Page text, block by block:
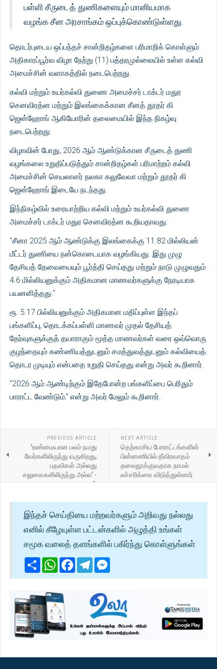
பள்ளி சீருடைத் துணிகளையும் மானியமாக
வழங்க சீன அரசாங்கம் ஒப்புக்கொண்டுள்ளது.
தொடர்புடைய ஒப்பந்தச் சான்றிதழ்களை பரிமாறிக் கொள்ளும்
அதிகாரப்பூர்வ விழா நேற்று (11) பத்தரமுல்லையில் உள்ள கல்வி
அமைச்சின் வளாகத்தில் நடைபெற்றது.
கல்வி மற்றும் உயர்கல்வி துணை அமைச்சர் டாக்டர் மதுர
செனவிரத்ன மற்றும் இலங்கைக்கான சீனத் தூதர் கி
ஜென்ஹோங் ஆகியோரின் தலைமையில் இந்த நிகழ்வு
நடைபெற்றது.
விழாவின் போது, ​​2026 ஆம் ஆண்டுக்கான சீருடைத் துணி
வழங்கலை உறுதிப்படுத்தும் சான்றிதழ்கள் பரிமாற்றம் கல்வி
அமைச்சின் செயலாளர் நலகா கலுவேவா மற்றும் தூதர் கி
ஜென்ஹோங் இடையே நடந்தது.
இந்நிகழ்வில் உரையாற்றிய கல்வி மற்றும் உயர்கல்வி துணை
அமைச்சர் டாக்டர் மதுர செனவிரத்ன கூறியதாவது:
"சீனா 2025 ஆம் ஆண்டுக்கு இலங்கைக்கு 11.82 மில்லியன்
மீட்டர் துணியை நன்கொடையாக வழங்கியது. இது முழு
தேசியத் தேவையையும் பூர்த்தி செய்தது மற்றும் நாடு முழுவதும்
4.6 மில்லியனுக்கும் அதிகமான மாணவர்களுக்கு நேரடியாக
பயனளித்தது."
ரூ. 5.17 பில்லியனுக்கும் அதிகமான மதிப்புள்ள இந்தப்
பங்களிப்பு, தொடக்கப்பள்ளி மாணவர் முதல் தேசியத்
தேர்வுகளுக்குத் தயாராகும் மூத்த மாணவர்கள் வரை ஒவ்வொரு
குழந்தையும் கண்ணியத்துடனும் சமத்துவத்துடனும் கல்வியைத்
தொடர முடியும் என்பதை உறுதி செய்தது என்று அவர் கூறினார்.
"2026 ஆம் ஆண்டிற்கும் இதேபோன்ற பங்களிப்பை பெரிதும்
பாராட்ட வேண்டும்," என்று அவர் மேலும் கூறினார்.
PREVIOUS ARTICLE
‘உண்மையான பலம் நமது
வேர்களிலிருந்து வருகிறது,
பதவிகள் அல்லது
சலுகைகளிலிருந்து அல்ல’ -
நாமல்
NEXT ARTICLE
தெற்காசிய போராட்டங்களின்
பின்னணியில் தீவிரவாதம்
தலைதூக்குவதாக நாமல்
எச்சரிக்கை விடுத்துள்ளார்
இந்தச் செய்தியை மற்றவர்களும் அறிவது நல்லது
எனில் கீழேயுள்ள பட்டன்களில் அழுத்தி உங்கள்
சமூக வலைத் தளங்களில் பகிர்ந்து கொள்ளுங்கள்
ShareWhatsApp
Facebook
Telegram